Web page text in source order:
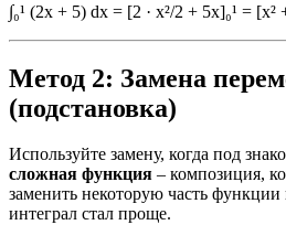
∫₀¹ (2x + 5) dx = [2 · x²/2 + 5x]₀¹ =
Метод 2: Замена
(подстановка)
Используйте замену, когда под
сложная функция – композиция,
заменить некоторую часть
интеграл стал проще.